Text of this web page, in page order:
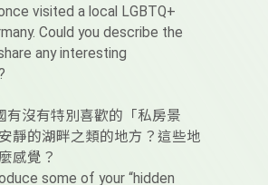
once visited a local LGBTQ+
Could you describe the
any interesting
有沒有特別喜歡的「私房景
靜的湖畔之類的地方？這些地
感覺？
some of your “hidden